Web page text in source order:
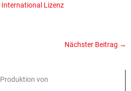
Lizenz
Nächster Beitrag →
von